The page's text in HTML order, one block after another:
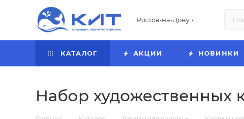
Ростов-на-Дону
КАТАЛОГ АКЦИИ НОВИНКИ
Набор художественных